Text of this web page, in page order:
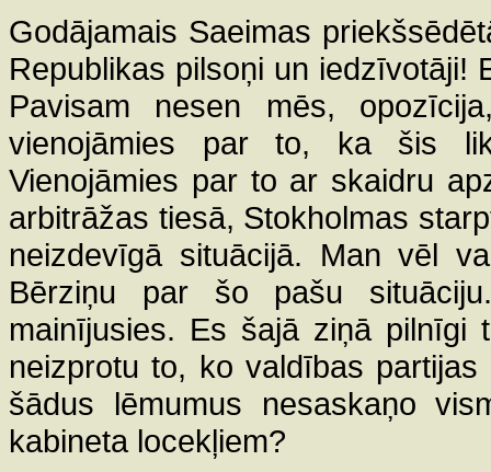
Godājamais Saeimas
Republikas pilsoņi un iedzīvotāji!
Pavisam nesen mēs,
vienojāmies par to, ka šis
Vienojāmies par to ar skaidru
arbitrāžas tiesā, Stokholmas
neizdevīgā situācijā. Man vēl
Bērziņu par šo pašu
mainījusies. Es šajā ziņā pilnīgi
neizprotu to, ko valdības
šādus lēmumus nesaskaņo
kabineta locekļiem?